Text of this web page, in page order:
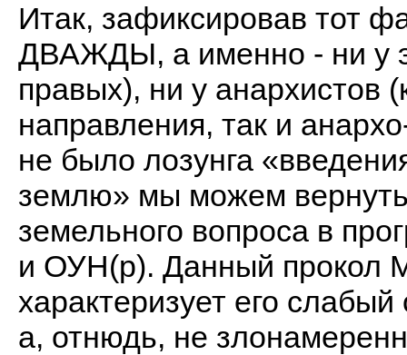
Итак, зафиксировав тот
ДВАЖДЫ, а именно - ни у
правых), ни у анархистов
направления, так и
не было лозунга
землю» мы можем
земельного вопроса в
и ОУН(р). Данный прокол
характеризует его
а, отнюдь, не